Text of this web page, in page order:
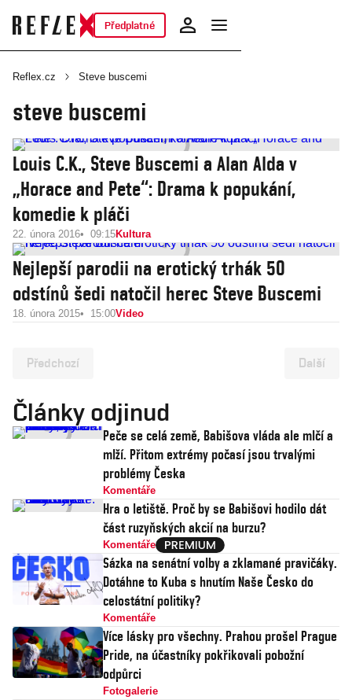
Předplatné
Reflex.cz Steve buscemi
steve buscemi
Louis C.K., Steve Buscemi a Alan Alda v
„Horace and Pete“: Drama k popukání,
komedie k pláči
22. února 2016 09:15Kultura
Nejlepší parodii na erotický trhák 50
odstínů šedi natočil herec Steve Buscemi
18. února 2015 15:00Video
Předchozí Další
Články odjinud
Peče se celá země, Babišova vláda ale mlčí a
mlží. Přitom extrémy počasí jsou trvalými
problémy Česka
Komentáře
Hra o letiště. Proč by se Babišovi hodilo dát
část ruzyňských akcií na burzu?
Komentáře
Sázka na senátní volby a zklamané pravičáky.
Dotáhne to Kuba s hnutím Naše Česko do
celostátní politiky?
Komentáře
Více lásky pro všechny. Prahou prošel Prague
Pride, na účastníky pokřikovali pobožní
odpůrci
Fotogalerie